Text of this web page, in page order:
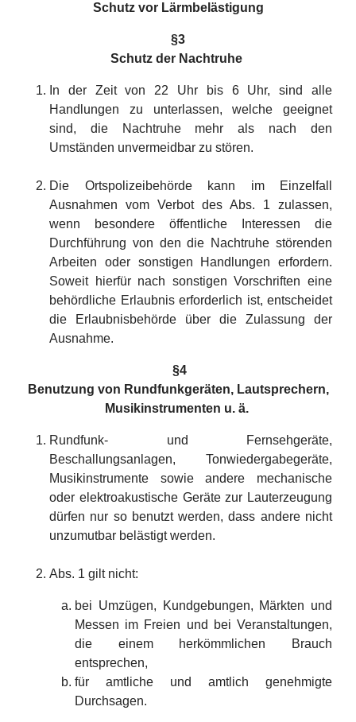
Schutz vor Lärmbelästigung
§3
Schutz der Nachtruhe
In der Zeit von 22 Uhr bis 6 Uhr, sind alle
Handlungen zu unterlassen, welche geeignet
sind, die Nachtruhe mehr als nach den
Umständen unvermeidbar zu stören.
Die Ortspolizeibehörde kann im Einzelfall
Ausnahmen vom Verbot des Abs. 1 zulassen,
wenn besondere öffentliche Interessen die
Durchführung von den die Nachtruhe störenden
Arbeiten oder sonstigen Handlungen erfordern.
Soweit hierfür nach sonstigen Vorschriften eine
behördliche Erlaubnis erforderlich ist, entscheidet
die Erlaubnisbehörde über die Zulassung der
Ausnahme.
§4
Benutzung von Rundfunkgeräten, Lautsprechern,
Musikinstrumenten u. ä.
Rundfunk- und Fernsehgeräte,
Beschallungsanlagen, Tonwiedergabegeräte,
Musikinstrumente sowie andere mechanische
oder elektroakustische Geräte zur Lauterzeugung
dürfen nur so benutzt werden, dass andere nicht
unzumutbar belästigt werden.
Abs. 1 gilt nicht:
bei Umzügen, Kundgebungen, Märkten und
Messen im Freien und bei Veranstaltungen,
die einem herkömmlichen Brauch
entsprechen,
für amtliche und amtlich genehmigte
Durchsagen.